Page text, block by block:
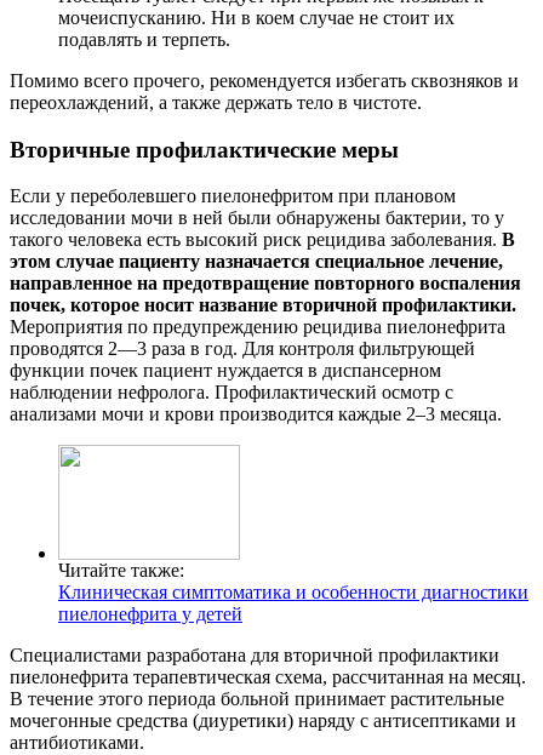
мочеиспусканию. Ни в коем случае не стоит их
подавлять и терпеть.
Помимо всего прочего, рекомендуется избегать сквозняков и
переохлаждений, а также держать тело в чистоте.
Вторичные профилактические меры
Если у переболевшего пиелонефритом при плановом
исследовании мочи в ней были обнаружены бактерии, то у
такого человека есть высокий риск рецидива заболевания. В
этом случае пациенту назначается специальное лечение,
направленное на предотвращение повторного воспаления
почек, которое носит название вторичной профилактики.
Мероприятия по предупреждению рецидива пиелонефрита
проводятся 2—3 раза в год. Для контроля фильтрующей
функции почек пациент нуждается в диспансерном
наблюдении нефролога. Профилактический осмотр с
анализами мочи и крови производится каждые 2–3 месяца.
Читайте также:
Клиническая симптоматика и особенности диагностики
пиелонефрита у детей
Специалистами разработана для вторичной профилактики
пиелонефрита терапевтическая схема, рассчитанная на месяц.
В течение этого периода больной принимает растительные
мочегонные средства (диуретики) наряду с антисептиками и
антибиотиками.